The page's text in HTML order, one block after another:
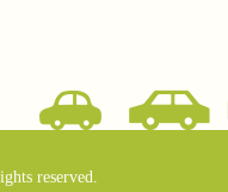
reserved.